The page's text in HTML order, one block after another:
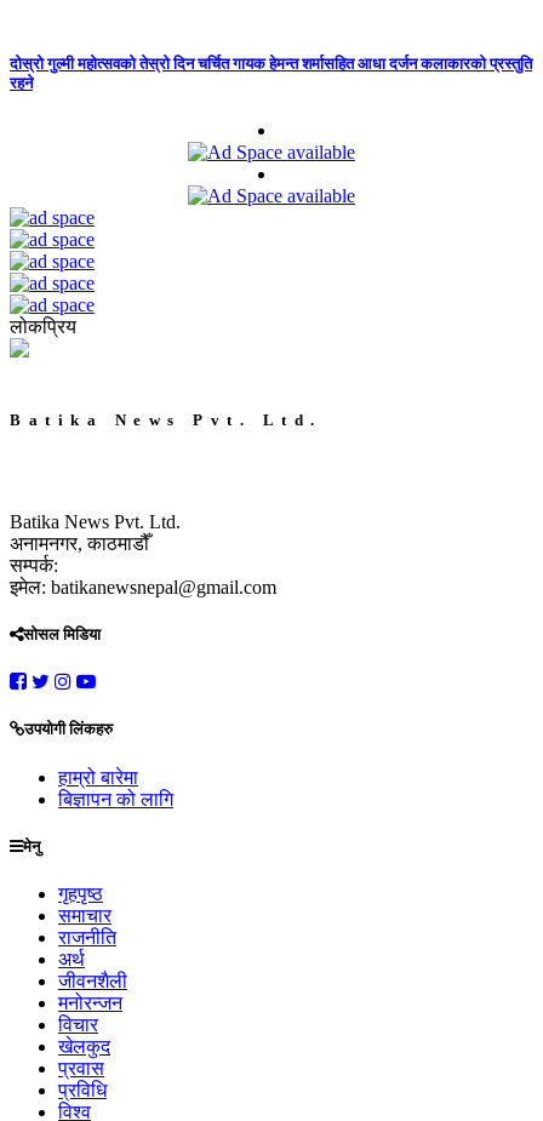
दोस्रो गुल्मी महोत्सवको तेस्रो दिन चर्चित गायक हेमन्त शर्मासहित आधा दर्जन कलाकारको प्रस्तुति
रहने
लोकप्रिय
Batika News Pvt. Ltd.
Batika News Pvt. Ltd.
अनामनगर, काठमाडौँ
सम्पर्क:
इमेल: batikanewsnepal@gmail.com
सोसल मिडिया
उपयोगी लिंकहरु
हाम्रो बारेमा
बिज्ञापन को लागि
मेनु
गृहपृष्ठ
समाचार
राजनीति
अर्थ
जीवनशैली
मनोरन्जन
विचार
खेलकुद
प्रवास
प्रविधि
विश्व